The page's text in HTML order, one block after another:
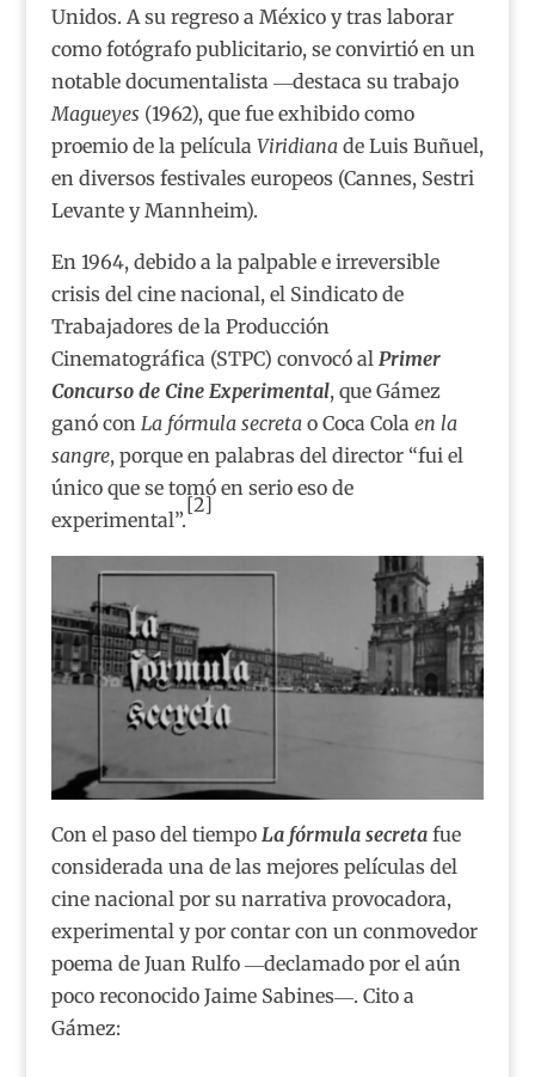
Unidos. A su regreso a México y tras laborar
como fotógrafo publicitario, se convirtió en un
notable documentalista ―destaca su trabajo
Magueyes (1962), que fue exhibido como
proemio de la película Viridianade Luis Buñuel,
en diversos festivales europeos (Cannes, Sestri
Levante y Mannheim).
En 1964, debido a la palpable e irreversible
crisis del cine nacional, el Sindicato de
Trabajadores de la Producción
Cinematográfica (STPC) convocó al Primer
Concurso de Cine Experimental, que Gámez
ganó con La fórmula secretao Coca Cola en la
sangre, porque en palabras del director “fui el
único que se tomó en serio eso de
experimental”.
[2]
Con el paso del tiempo La fórmula secretafue
considerada una de las mejores películas del
cine nacional por su narrativa provocadora,
experimental y por contar con un conmovedor
poema de Juan Rulfo ―declamado por el aún
poco reconocido Jaime Sabines―. Cito a
Gámez: